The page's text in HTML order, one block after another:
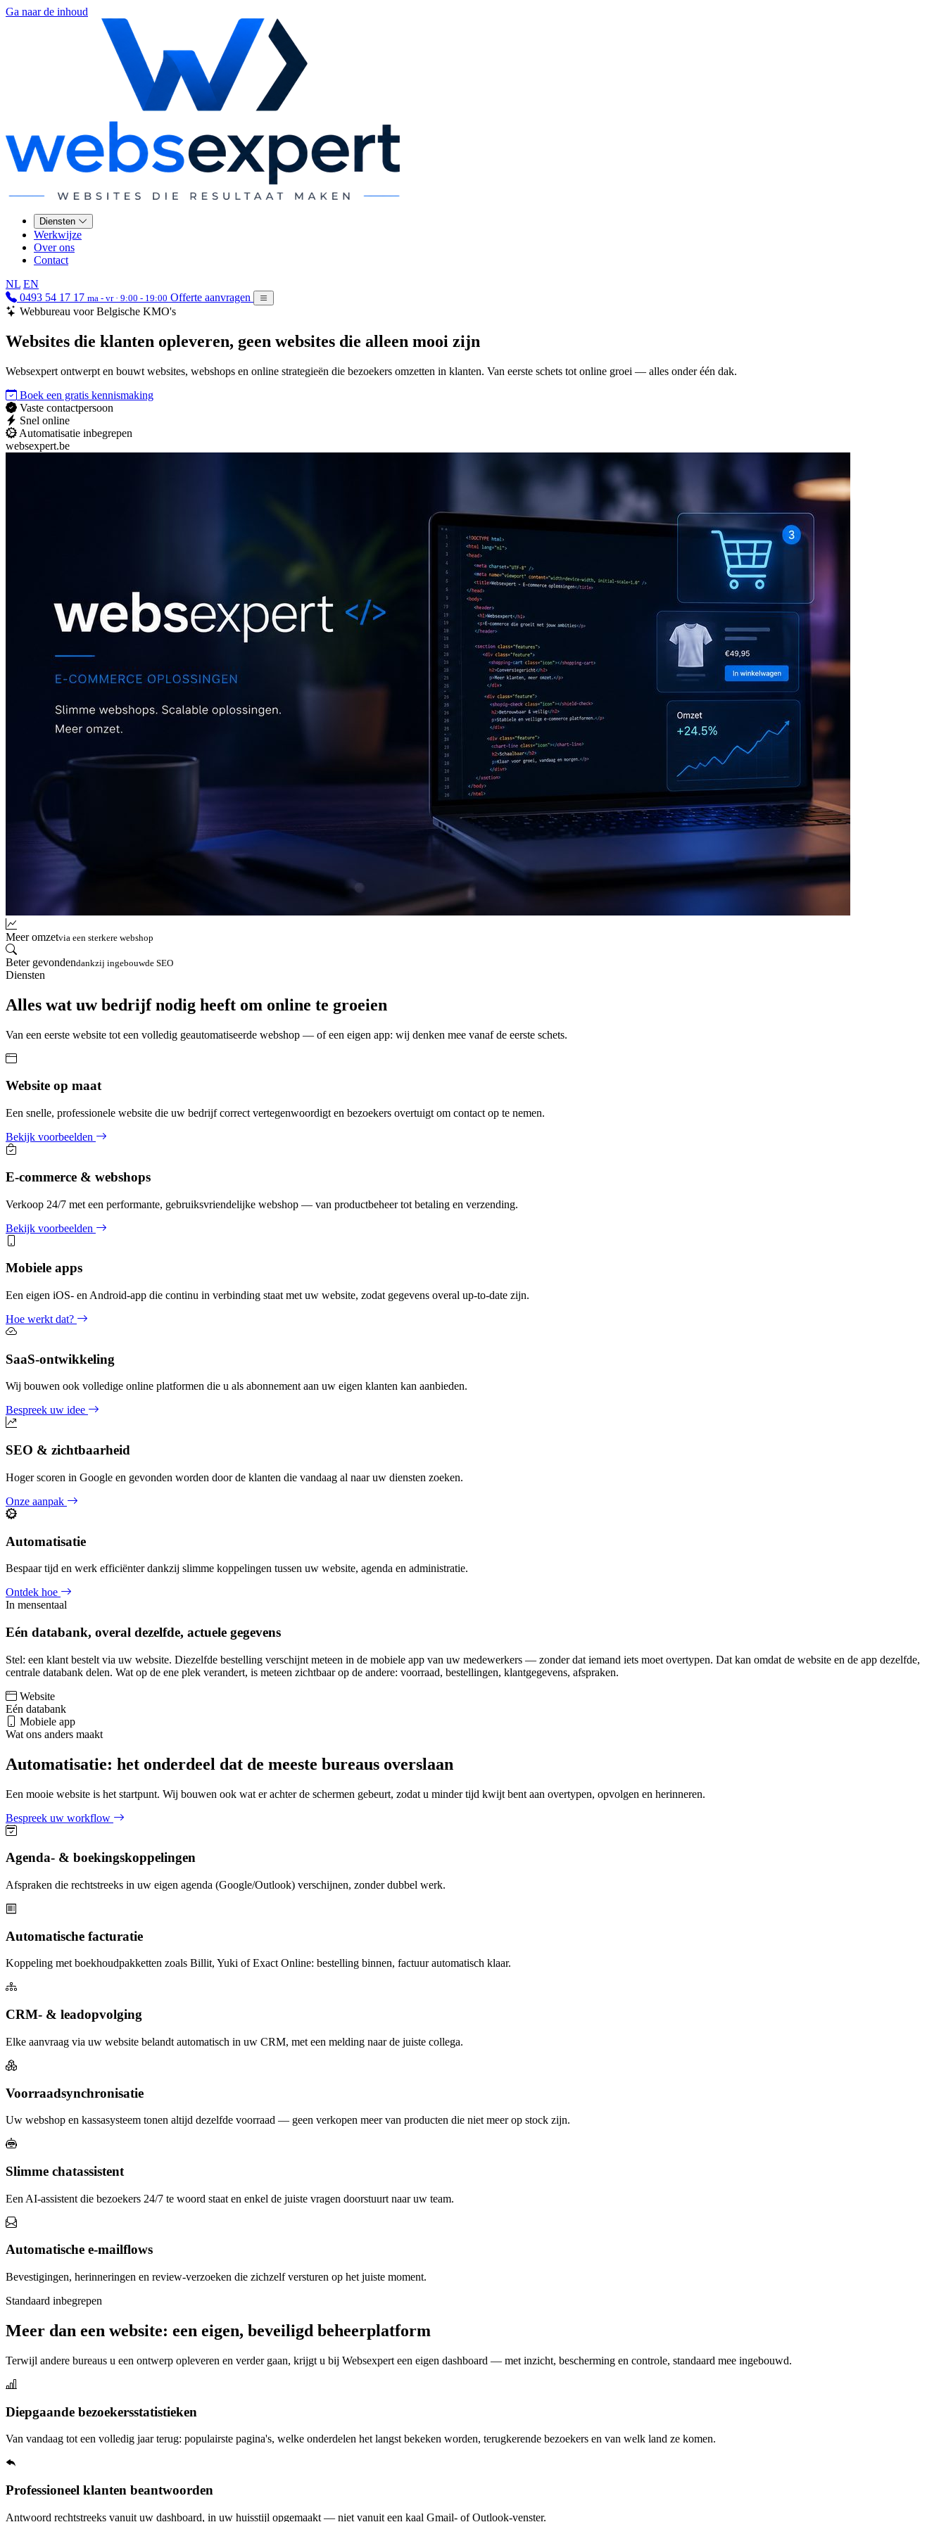
Ga naar de inhoud
Diensten
Werkwijze
Over ons
Contact
NL EN
0493 54 17 17 ma - vr · 9:00 - 19:00 Offerte aanvragen
Webbureau voor Belgische KMO's
Websites die klanten opleveren, geen websites die alleen mooi zijn
Websexpert ontwerpt en bouwt websites, webshops en online strategieën die bezoekers omzetten in klanten. Van eerste schets tot online groei — alles onder één dak.
Boek een gratis kennismaking
Vaste contactpersoon
Snel online
Automatisatie inbegrepen
websexpert.be
Meer omzetvia een sterkere webshop
Beter gevondendankzij ingebouwde SEO
Diensten
Alles wat uw bedrijf nodig heeft om online te groeien
Van een eerste website tot een volledig geautomatiseerde webshop — of een eigen app: wij denken mee vanaf de eerste schets.
Website op maat
Een snelle, professionele website die uw bedrijf correct vertegenwoordigt en bezoekers overtuigt om contact op te nemen.
Bekijk voorbeelden
E-commerce & webshops
Verkoop 24/7 met een performante, gebruiksvriendelijke webshop — van productbeheer tot betaling en verzending.
Bekijk voorbeelden
Mobiele apps
Een eigen iOS- en Android-app die continu in verbinding staat met uw website, zodat gegevens overal up-to-date zijn.
Hoe werkt dat?
SaaS-ontwikkeling
Wij bouwen ook volledige online platformen die u als abonnement aan uw eigen klanten kan aanbieden.
Bespreek uw idee
SEO & zichtbaarheid
Hoger scoren in Google en gevonden worden door de klanten die vandaag al naar uw diensten zoeken.
Onze aanpak
Automatisatie
Bespaar tijd en werk efficiënter dankzij slimme koppelingen tussen uw website, agenda en administratie.
Ontdek hoe
In mensentaal
Eén databank, overal dezelfde, actuele gegevens
Stel: een klant bestelt via uw website. Diezelfde bestelling verschijnt meteen in de mobiele app van uw medewerkers — zonder dat iemand iets moet overtypen. Dat kan omdat de website en de app dezelfde,
centrale databank delen. Wat op de ene plek verandert, is meteen zichtbaar op de andere: voorraad, bestellingen, klantgegevens, afspraken.
Website
Eén databank
Mobiele app
Wat ons anders maakt
Automatisatie: het onderdeel dat de meeste bureaus overslaan
Een mooie website is het startpunt. Wij bouwen ook wat er achter de schermen gebeurt, zodat u minder tijd kwijt bent aan overtypen, opvolgen en herinneren.
Bespreek uw workflow
Agenda- & boekingskoppelingen
Afspraken die rechtstreeks in uw eigen agenda (Google/Outlook) verschijnen, zonder dubbel werk.
Automatische facturatie
Koppeling met boekhoudpakketten zoals Billit, Yuki of Exact Online: bestelling binnen, factuur automatisch klaar.
CRM- & leadopvolging
Elke aanvraag via uw website belandt automatisch in uw CRM, met een melding naar de juiste collega.
Voorraadsynchronisatie
Uw webshop en kassasysteem tonen altijd dezelfde voorraad — geen verkopen meer van producten die niet meer op stock zijn.
Slimme chatassistent
Een AI-assistent die bezoekers 24/7 te woord staat en enkel de juiste vragen doorstuurt naar uw team.
Automatische e-mailflows
Bevestigingen, herinneringen en review-verzoeken die zichzelf versturen op het juiste moment.
Standaard inbegrepen
Meer dan een website: een eigen, beveiligd beheerplatform
Terwijl andere bureaus u een ontwerp opleveren en verder gaan, krijgt u bij Websexpert een eigen dashboard — met inzicht, bescherming en controle, standaard mee ingebouwd.
Diepgaande bezoekersstatistieken
Van vandaag tot een volledig jaar terug: populairste pagina's, welke onderdelen het langst bekeken worden, terugkerende bezoekers en van welk land ze komen.
Professioneel klanten beantwoorden
Antwoord rechtstreeks vanuit uw dashboard, in uw huisstijl opgemaakt — niet vanuit een kaal Gmail- of Outlook-venster.